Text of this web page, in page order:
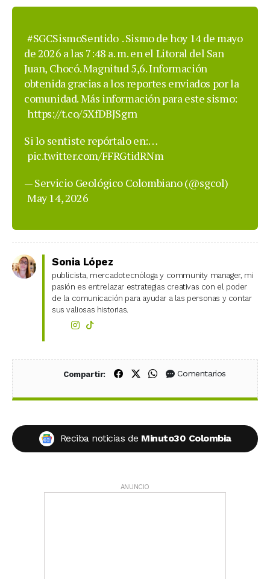
#SGCSismoSentido . Sismo de hoy 14 de mayo
de 2026 a las 7:48 a. m. en el Litoral del San
Juan, Chocó. Magnitud 5,6. Información
obtenida gracias a los reportes enviados por la
comunidad. Más información para este sismo:
https://t.co/5XfDBJSgrn
Si lo sentiste repórtalo en:…
pic.twitter.com/FFRGtidRNm
— Servicio Geológico Colombiano (@sgcol)
May 14, 2026
Sonia López
publicista, mercadotecnóloga y community manager, mi
pasión es entrelazar estrategias creativas con el poder
de la comunicación para ayudar a las personas y contar
sus valiosas historias.
Compartir: Compartir en Facebook
Compartir en X (Twitter)
Compartir en WhatsApp
Comentarios
Reciba noticias de Minuto30 Colombia
ANUNCIO